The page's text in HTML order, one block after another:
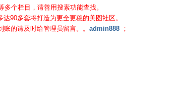
多个栏目，请善用搜素功能查找。
90多套将打造为更全更稳的美图社区。
的请及时给管理员留言。。 admin888 ；